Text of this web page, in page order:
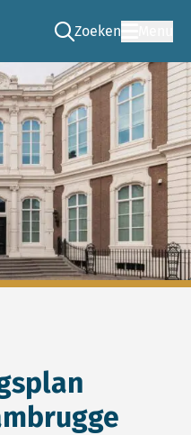
Zoeken
Ga naar de zoek